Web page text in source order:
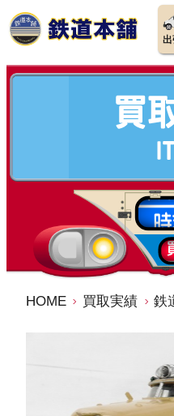
出
HOME 買取実績 鉄